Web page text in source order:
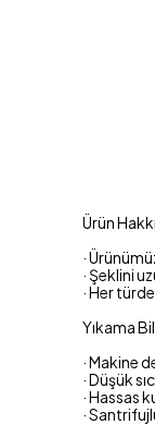
Ürün
·
· Şeklini
· Her
Yıkama
· Makine
· Düşük
· Hassas
·